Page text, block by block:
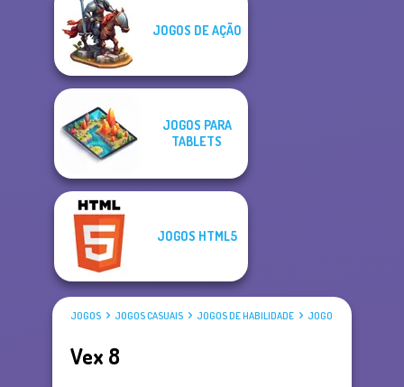
JOGOS DE AÇÃO
JOGOS PARA
TABLETS
JOGOS HTML5
JOGOS JOGOS CASUAIS JOGOS DE HABILIDADE JOGOS DE
Vex 8